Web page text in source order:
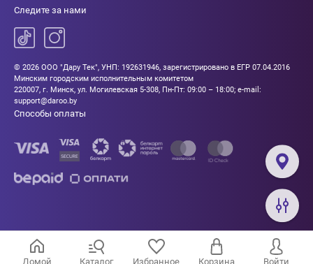
Следите за нами
© 2026 ООО "Дару Тек", УНП: 192631946, зарегистрировано в ЕГР 07.04.2016
Минским городским исполнительным комитетом
220007, г. Минск, ул. Могилевская 5-308, Пн-Пт: 09:00 – 18:00; e-mail:
support@daroo.by
Способы оплаты
Домой Каталог Избранное Корзина Войти